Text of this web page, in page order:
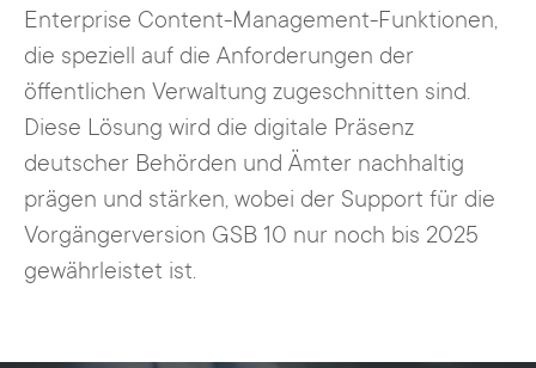
Enterprise Content-Management-Funktionen,
die speziell auf die Anforderungen der
öffentlichen Verwaltung zugeschnitten sind.
Diese Lösung wird die digitale Präsenz
deutscher Behörden und Ämter nachhaltig
prägen und stärken, wobei der Support für die
Vorgängerversion GSB 10 nur noch bis 2025
gewährleistet ist.